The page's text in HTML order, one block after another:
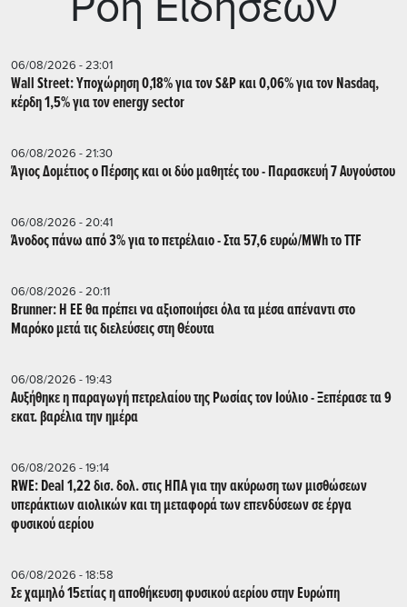
06/08/2026 - 23:01
Wall Street: Υποχώρηση 0,18% για τον S&P και 0,06% για τον Nasdaq,
κέρδη 1,5% για τον energy sector
06/08/2026 - 21:30
Άγιος Δομέτιος ο Πέρσης και οι δύο μαθητές του - Παρασκευή 7 Αυγούστου
06/08/2026 - 20:41
Άνοδος πάνω από 3% για το πετρέλαιο - Στα 57,6 ευρώ/MWh το TTF
06/08/2026 - 20:11
Brunner: Η ΕΕ θα πρέπει να αξιοποιήσει όλα τα μέσα απέναντι στο
Μαρόκο μετά τις διελεύσεις στη Θέουτα
06/08/2026 - 19:43
Αυξήθηκε η παραγωγή πετρελαίου της Ρωσίας τον Ιούλιο - Ξεπέρασε τα 9
εκατ. βαρέλια την ημέρα
06/08/2026 - 19:14
RWE: Deal 1,22 δισ. δολ. στις ΗΠΑ για την ακύρωση των μισθώσεων
υπεράκτιων αιολικών και τη μεταφορά των επενδύσεων σε έργα
φυσικού αερίου
06/08/2026 - 18:58
Σε χαμηλό 15ετίας η αποθήκευση φυσικού αερίου στην Ευρώπη